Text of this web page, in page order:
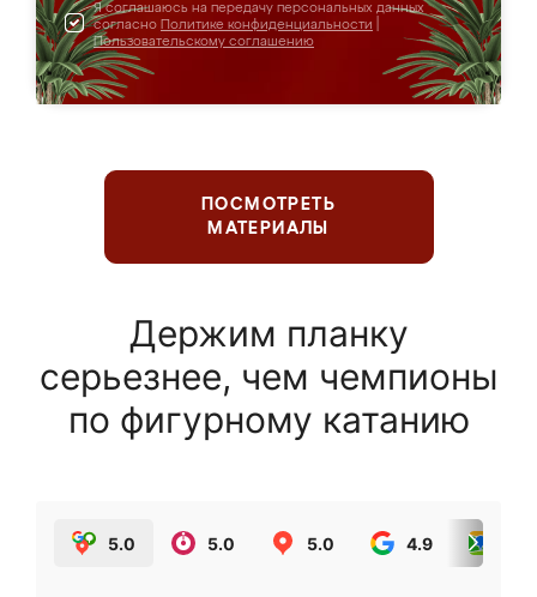
Я соглашаюсь на передачу персональных данных
согласно Политике конфиденциальности
Пользовательскому соглашению
ПОСМОТРЕТЬ
МАТЕРИАЛЫ
Держим планку
серьезнее, чем чемпионы
по фигурному катанию
5.0 5.0 5.0 4.9